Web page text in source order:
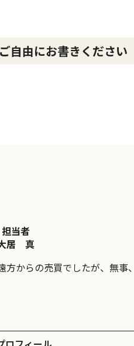
自由にお書きください
担当者
居 真
からの売買でしたが、無事